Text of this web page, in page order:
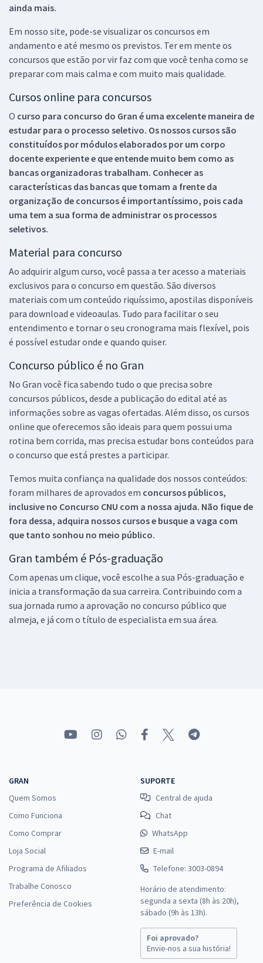
ainda mais.
Em nosso site, pode-se visualizar os concursos em
andamento e até mesmo os previstos. Ter em mente os
concursos que estão por vir faz com que você tenha como se
preparar com mais calma e com muito mais qualidade.
Cursos online para concursos
O curso para concurso do Gran é uma excelente maneira de
estudar para o processo seletivo. Os nossos cursos são
constituídos por módulos elaborados por um corpo
docente experiente e que entende muito bem como as
bancas organizadoras trabalham. Conhecer as
características das bancas que tomam a frente da
organização de concursos é importantíssimo, pois cada
uma tem a sua forma de administrar os processos
seletivos.
Material para concurso
Ao adquirir algum curso, você passa a ter acesso a materiais
exclusivos para o concurso em questão. São diversos
materiais com um conteúdo riquíssimo, apostilas disponíveis
para download e videoaulas. Tudo para facilitar o seu
entendimento e tornar o seu cronograma mais flexível, pois
é possível estudar onde e quando quiser.
Concurso público é no Gran
No Gran você fica sabendo tudo o que precisa sobre
concursos públicos, desde a publicação do edital até as
informações sobre as vagas ofertadas. Além disso, os cursos
online que oferecemos são ideais para quem possui uma
rotina bem corrida, mas precisa estudar bons conteúdos para
o concurso que está prestes a participar.
Temos muita confiança na qualidade dos nossos conteúdos:
foram milhares de aprovados em concursos públicos,
inclusive no Concurso CNU com a nossa ajuda. Não fique de
fora dessa, adquira nossos cursos e busque a vaga com
que tanto sonhou no meio público.
Gran também é Pós-graduação
Com apenas um clique, você escolhe a sua Pós-graduação e
inicia a transformação da sua carreira. Contribuindo com a
sua jornada rumo a aprovação no concurso público que
almeja, e já com o título de especialista em sua área.
GRAN
Quem Somos
Como Funciona
Como Comprar
Loja Social
Programa de Afiliados
Trabalhe Conosco
Preferência de Cookies
SUPORTE
Central de ajuda
Chat
WhatsApp
E-mail
Telefone: 3003-0894
Horário de atendimento:
segunda a sexta (8h às 20h),
sábado (9h às 13h).
Foi aprovado?
Envie-nos a sua história!